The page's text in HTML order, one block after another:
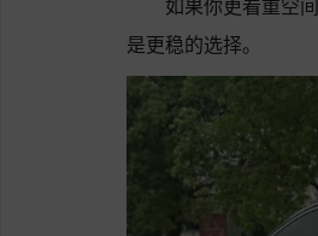
是更稳的选择。